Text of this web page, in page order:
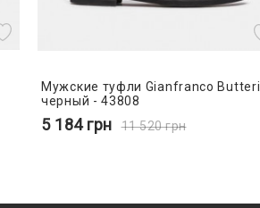
Мужские туфли Gianfranco Butteri
черный - 43808
5 184грн 11 520грн